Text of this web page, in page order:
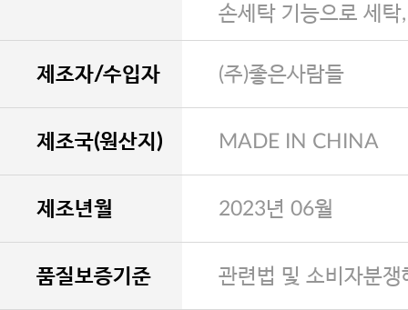
손세탁 기능으로 세탁
제조자/수입자 (주)좋은사람들
제조국(원산지) MADE IN CHINA
제조년월 2023년 06월
품질보증기준 관련법 및 소비자분